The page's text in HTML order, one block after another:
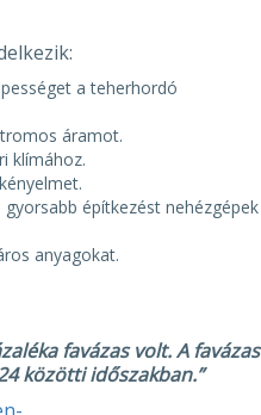
a teherhordó
áramot.
klímához.
építkezést nehézgépek
anyagokat.
favázas volt. A favázas
közötti időszakban.”